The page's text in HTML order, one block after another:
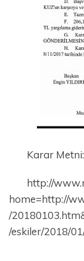
Karar Metni:
http://
home=http://
/
/eskiler/2018/